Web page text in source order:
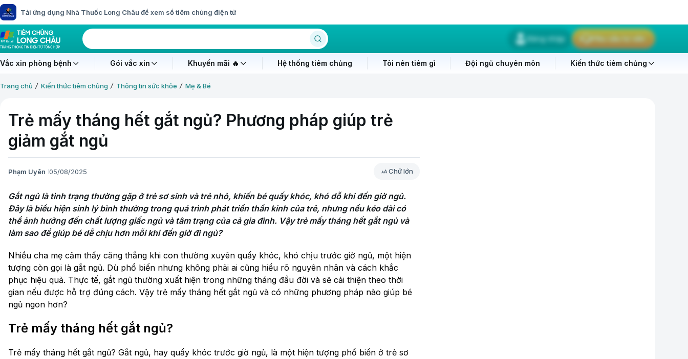
Tải ứng dụng Nhà Thuốc Long Châu để xem sổ tiêm chủng điện tử
Đăng nhập Yêu cầu tư vấn
Vắc xin phòng bệnh Gói vắc xin Khuyến mãi 🔥 Hệ thống tiêm chủng Tôi nên tiêm gì Đội ngũ chuyên môn Kiến thức tiêm chủng
Trang chủ Kiến thức tiêm chủng Thông tin sức khỏe Mẹ & Bé
Trẻ mấy tháng hết gắt ngủ? Phương pháp giúp trẻ
giảm gắt ngủ
Phạm Uyên 05/08/2025 Chữ lớn
Gắt ngủ là tình trạng thường gặp ở trẻ sơ sinh và trẻ nhỏ, khiến bé quấy khóc, khó dỗ khi đến giờ ngủ.
Đây là biểu hiện sinh lý bình thường trong quá trình phát triển thần kinh của trẻ, nhưng nếu kéo dài có
thể ảnh hưởng đến chất lượng giấc ngủ và tâm trạng của cả gia đình. Vậy trẻ mấy tháng hết gắt ngủ và
làm sao để giúp bé dễ chịu hơn mỗi khi đến giờ đi ngủ?
Nhiều cha mẹ cảm thấy căng thẳng khi con thường xuyên quấy khóc, khó chịu trước giờ ngủ, một hiện
tượng còn gọi là gắt ngủ. Dù phổ biến nhưng không phải ai cũng hiểu rõ nguyên nhân và cách khắc
phục hiệu quả. Thực tế, gắt ngủ thường xuất hiện trong những tháng đầu đời và sẽ cải thiện theo thời
gian nếu được hỗ trợ đúng cách. Vậy trẻ mấy tháng hết gắt ngủ và có những phương pháp nào giúp bé
ngủ ngon hơn?
Trẻ mấy tháng hết gắt ngủ?
Trẻ mấy tháng hết gắt ngủ? Gắt ngủ, hay quấy khóc trước giờ ngủ, là một hiện tượng phổ biến ở trẻ sơ